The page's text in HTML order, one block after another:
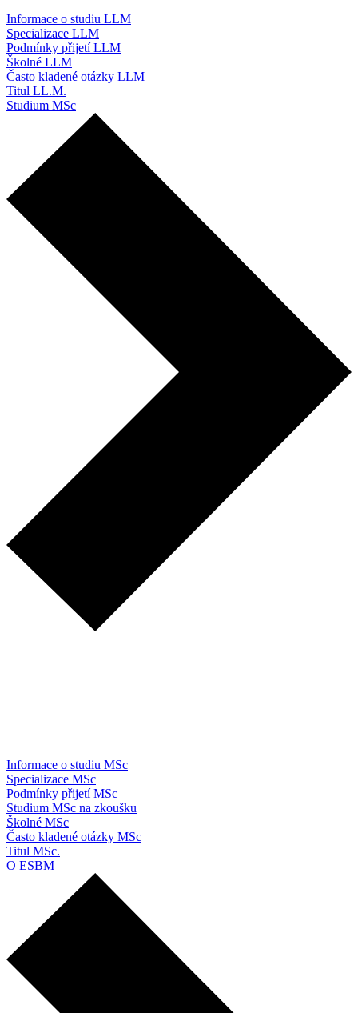
Informace o studiu LLM
Specializace LLM
Podmínky přijetí LLM
Školné LLM
Často kladené otázky LLM
Titul LL.M.
Studium MSc
Informace o studiu MSc
Specializace MSc
Podmínky přijetí MSc
Studium MSc na zkoušku
Školné MSc
Často kladené otázky MSc
Titul MSc.
O ESBM